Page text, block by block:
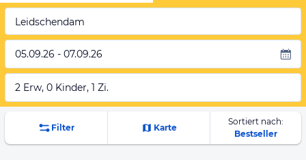
Leidschendam
05.09.26 - 07.09.26
2 Erw, 0 Kinder, 1 Zi.
Filter Karte
Sortiert nach:
Bestseller